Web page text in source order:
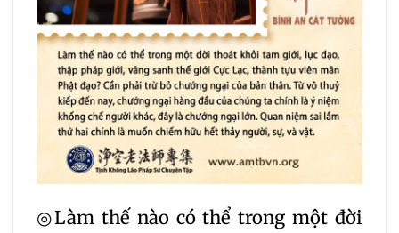
◎Làm thế nào có thể trong một đời